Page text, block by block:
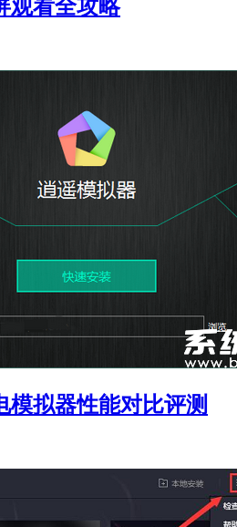
观看全攻略
模拟器性能对比评测